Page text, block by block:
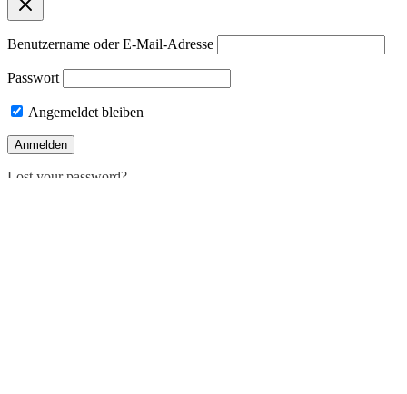
Benutzername oder E-Mail-Adresse
Passwort
Angemeldet bleiben
Lost your password?